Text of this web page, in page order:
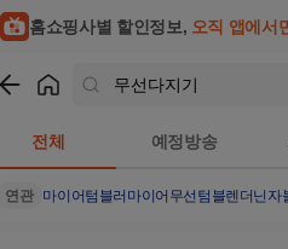
홈쇼핑사별 할인정보, 오직 앱에서
전체 예정방송
연관 마이어텀블러 마이어무선텀블렌더 닌자